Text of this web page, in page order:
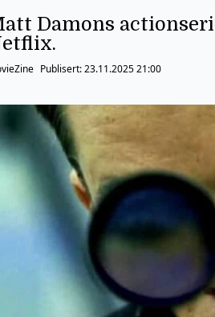
Damons
Publisert:23.11.2025 21:00